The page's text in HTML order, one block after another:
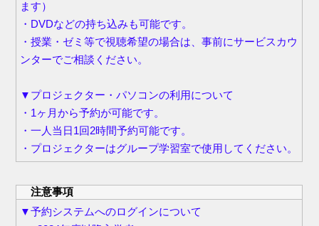
ます）
・DVDなどの持ち込みも可能です。
・授業・ゼミ等で視聴希望の場合は、事前にサービスカウ
ンターでご相談ください。
▼プロジェクター・パソコンの利用について
・1ヶ月から予約が可能です。
・一人当日1回2時間予約可能です。
・プロジェクターはグループ学習室で使用してください。
注意事項
▼予約システムへのログインについて